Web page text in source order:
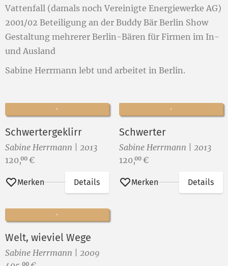
Vattenfall (damals noch Vereinigte Energiewerke AG)
2001/02 Beteiligung an der Buddy Bär Berlin Show
Gestaltung mehrerer Berlin-Bären für Firmen im In-
und Ausland
Sabine Herrmann lebt und arbeitet in Berlin.
Schwertergeklirr
Sabine Herrmann | 2013
Preis:
120,00 €
Merken Details
Schwerter
Sabine Herrmann | 2013
Preis:
120,00 €
Merken Details
Welt, wieviel Wege
Sabine Herrmann | 2009
00